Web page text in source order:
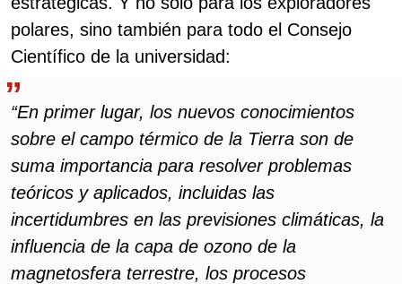
polares, sino también para todo el Consejo
Científico de la universidad:
“En primer lugar, los nuevos conocimientos
sobre el campo térmico de la Tierra son de
suma importancia para resolver problemas
teóricos y aplicados, incluidas las
incertidumbres en las previsiones climáticas, la
influencia de la capa de ozono de la
magnetosfera terrestre, los procesos